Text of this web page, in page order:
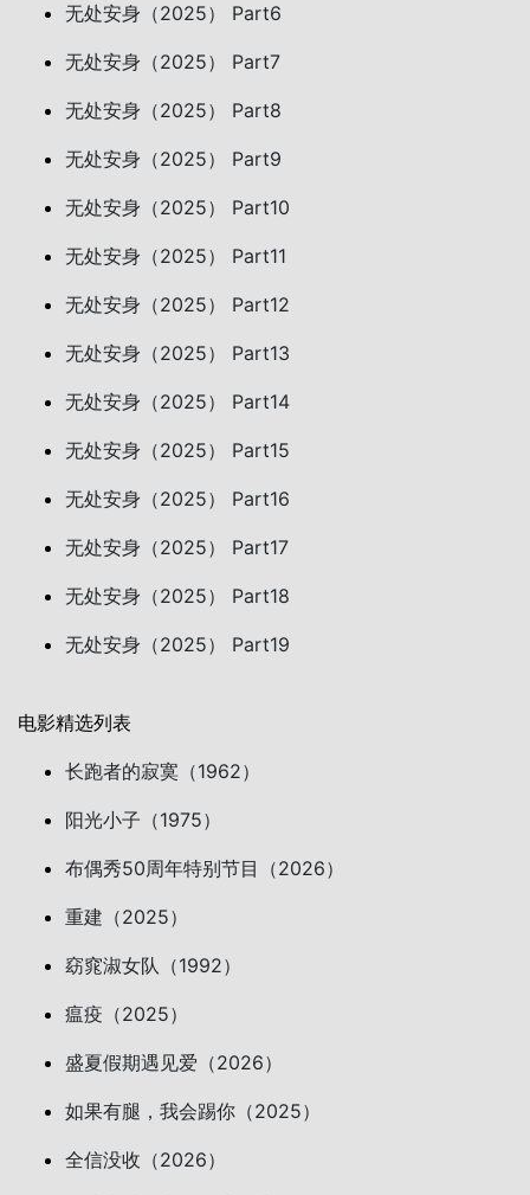
无处安身（2025） Part6
无处安身（2025） Part7
无处安身（2025） Part8
无处安身（2025） Part9
无处安身（2025） Part10
无处安身（2025） Part11
无处安身（2025） Part12
无处安身（2025） Part13
无处安身（2025） Part14
无处安身（2025） Part15
无处安身（2025） Part16
无处安身（2025） Part17
无处安身（2025） Part18
无处安身（2025） Part19
电影精选列表
长跑者的寂寞（1962）
阳光小子（1975）
布偶秀50周年特别节目（2026）
重建（2025）
窈窕淑女队（1992）
瘟疫（2025）
盛夏假期遇见爱（2026）
如果有腿，我会踢你（2025）
全信没收（2026）